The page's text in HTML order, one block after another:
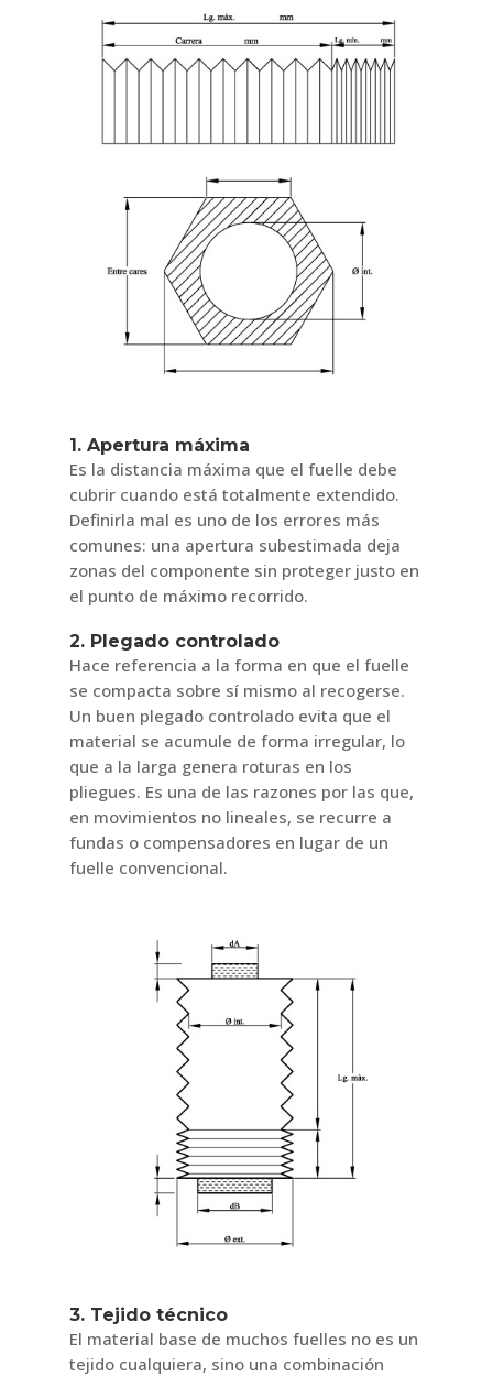
1. Apertura máxima
Es la distancia máxima que el fuelle debe
cubrir cuando está totalmente extendido.
Definirla mal es uno de los errores más
comunes: una apertura subestimada deja
zonas del componente sin proteger justo en
el punto de máximo recorrido.
2. Plegado controlado
Hace referencia a la forma en que el fuelle
se compacta sobre sí mismo al recogerse.
Un buen plegado controlado evita que el
material se acumule de forma irregular, lo
que a la larga genera roturas en los
pliegues. Es una de las razones por las que,
en movimientos no lineales, se recurre a
fundas o compensadores en lugar de un
fuelle convencional.
3. Tejido técnico
El material base de muchos fuelles no es un
tejido cualquiera, sino una combinación